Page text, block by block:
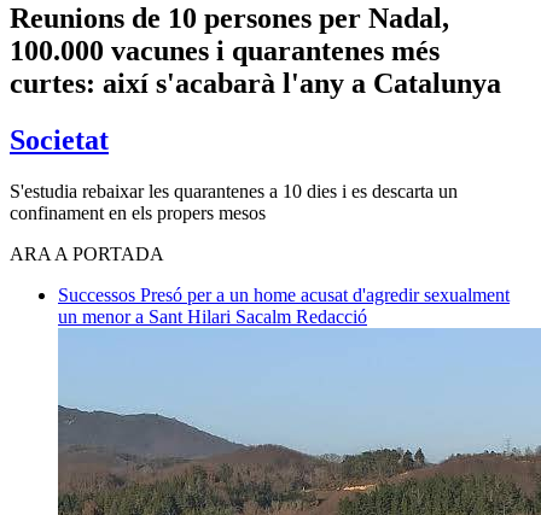
Reunions de 10 persones per Nadal,
100.000 vacunes i quarantenes més
curtes: així s'acabarà l'any a Catalunya
Societat
S'estudia rebaixar les quarantenes a 10 dies i es descarta un
confinament en els propers mesos
ARA A PORTADA
Successos Presó per a un home acusat d'agredir sexualment
un menor a Sant Hilari Sacalm Redacció